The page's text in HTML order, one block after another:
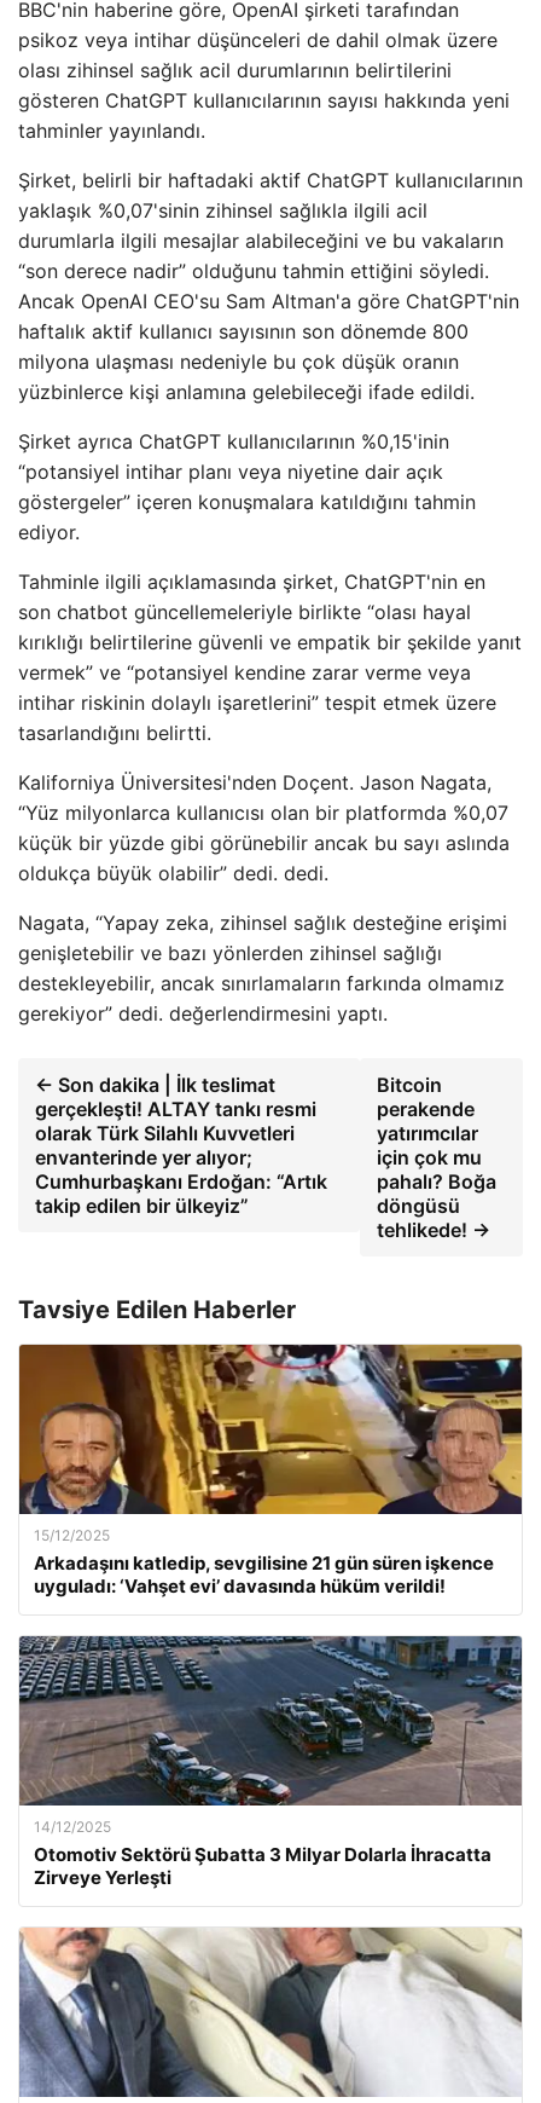
BBC'nin haberine göre, OpenAI şirketi tarafından
psikoz veya intihar düşünceleri de dahil olmak üzere
olası zihinsel sağlık acil durumlarının belirtilerini
gösteren ChatGPT kullanıcılarının sayısı hakkında yeni
tahminler yayınlandı.
Şirket, belirli bir haftadaki aktif ChatGPT kullanıcılarının
yaklaşık %0,07'sinin zihinsel sağlıkla ilgili acil
durumlarla ilgili mesajlar alabileceğini ve bu vakaların
“son derece nadir” olduğunu tahmin ettiğini söyledi.
Ancak OpenAI CEO'su Sam Altman'a göre ChatGPT'nin
haftalık aktif kullanıcı sayısının son dönemde 800
milyona ulaşması nedeniyle bu çok düşük oranın
yüzbinlerce kişi anlamına gelebileceği ifade edildi.
Şirket ayrıca ChatGPT kullanıcılarının %0,15'inin
“potansiyel intihar planı veya niyetine dair açık
göstergeler” içeren konuşmalara katıldığını tahmin
ediyor.
Tahminle ilgili açıklamasında şirket, ChatGPT'nin en
son chatbot güncellemeleriyle birlikte “olası hayal
kırıklığı belirtilerine güvenli ve empatik bir şekilde yanıt
vermek” ve “potansiyel kendine zarar verme veya
intihar riskinin dolaylı işaretlerini” tespit etmek üzere
tasarlandığını belirtti.
Kaliforniya Üniversitesi'nden Doçent. Jason Nagata,
“Yüz milyonlarca kullanıcısı olan bir platformda %0,07
küçük bir yüzde gibi görünebilir ancak bu sayı aslında
oldukça büyük olabilir” dedi. dedi.
Nagata, “Yapay zeka, zihinsel sağlık desteğine erişimi
genişletebilir ve bazı yönlerden zihinsel sağlığı
destekleyebilir, ancak sınırlamaların farkında olmamız
gerekiyor” dedi. değerlendirmesini yaptı.
← Son dakika | İlk teslimat
gerçekleşti! ALTAY tankı resmi
olarak Türk Silahlı Kuvvetleri
envanterinde yer alıyor;
Cumhurbaşkanı Erdoğan: “Artık
takip edilen bir ülkeyiz”
Bitcoin
perakende
yatırımcılar
için çok mu
pahalı? Boğa
döngüsü
tehlikede! →
Tavsiye Edilen Haberler
15/12/2025
Arkadaşını katledip, sevgilisine 21 gün süren işkence
uyguladı: ‘Vahşet evi’ davasında hüküm verildi!
14/12/2025
Otomotiv Sektörü Şubatta 3 Milyar Dolarla İhracatta
Zirveye Yerleşti